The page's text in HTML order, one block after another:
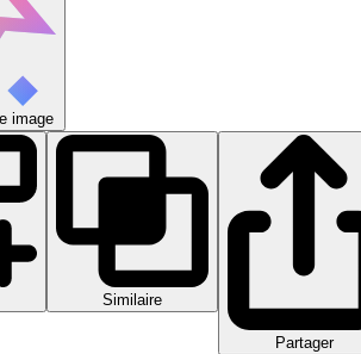
image
Similaire
Partager